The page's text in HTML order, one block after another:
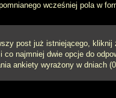
wcześniej pola w
post już istniejącego, kliknij
co najmniej dwie opcje do
ankiety wyrażony w dniach